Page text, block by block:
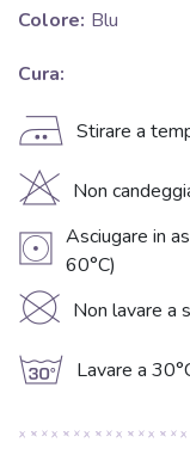
Colore: Blu
Cura:
E Stirare a
H Non
V Asciugare in
60°C)
K Non lavare a
g Lavare a